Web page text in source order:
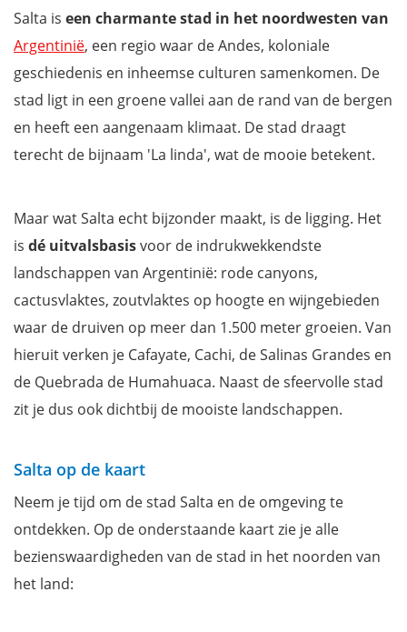
Plaza España
Cerro San Bernardo & Teleférico
Mercado San Miguel
Museo de Arqueología de Alta Montaña (MAAM)
Tren a las Nubes (Trein naar de Wolken)
Salinas Grandes
Mis niets tijdens je verblijf met onze reisgids Argentinië
Salta is een charmante stad in het noordwesten van
Argentinië, een regio waar de Andes, koloniale
geschiedenis en inheemse culturen samenkomen. De
stad ligt in een groene vallei aan de rand van de bergen
en heeft een aangenaam klimaat. De stad draagt
terecht de bijnaam 'La linda', wat de mooie betekent.
Maar wat Salta echt bijzonder maakt, is de ligging. Het
is dé uitvalsbasisvoor de indrukwekkendste
landschappen van Argentinië: rode canyons,
cactusvlaktes, zoutvlaktes op hoogte en wijngebieden
waar de druiven op meer dan 1.500 meter groeien. Van
hieruit verken je Cafayate, Cachi, de Salinas Grandes en
de Quebrada de Humahuaca. Naast de sfeervolle stad
zit je dus ook dichtbij de mooiste landschappen.
Salta op de kaart
Neem je tijd om de stad Salta en de omgeving te
ontdekken. Op de onderstaande kaart zie je alle
bezienswaardigheden van de stad in het noorden van
het land: